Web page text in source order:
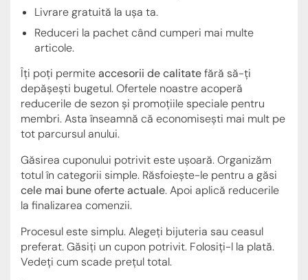
Livrare gratuită la ușa ta.
Reduceri la pachet când cumperi mai multe
articole.
Îți poți permiteaccesorii de calitatefără să-ți
depășești bugetul. Ofertele noastre acoperă
reducerile de sezon și promoțiile speciale pentru
membri. Asta înseamnă că economisești mai mult pe
tot parcursul anului.
Găsirea cuponului potrivit este ușoară. Organizăm
totul în categorii simple. Răsfoiește-le pentru a găsi
cele mai bune oferte actuale. Apoi aplică reducerile
la finalizarea comenzii.
Procesul este simplu. Alegeți bijuteria sau ceasul
preferat. Găsiți un cupon potrivit. Folosiți-l la plată.
Vedeți cum scade prețul total.